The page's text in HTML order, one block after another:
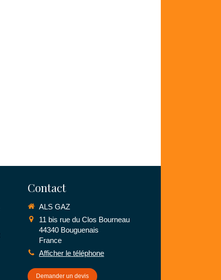
Contact
ALS GAZ
11 bis rue du Clos Bourneau
44340 Bouguenais
France
Afficher le téléphone
Demander un devis